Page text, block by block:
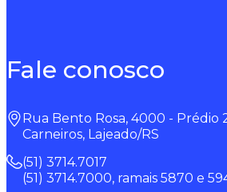
Fale conosco
Rua Bento Rosa, 4000 - Prédio
Carneiros, Lajeado/RS
(51) 3714.7017
(51) 3714.7000, ramais 5870 e